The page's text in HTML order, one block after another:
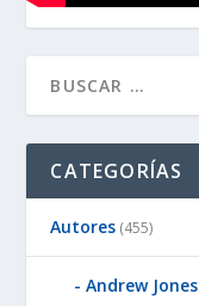
CATEGORÍAS
Autores (455)
Andrew Jones